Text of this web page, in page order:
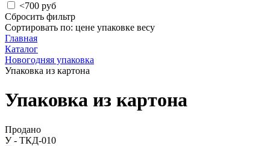
<700 руб
Сбросить фильтр
Сортировать по: цене упаковке весу
Главная
Каталог
Новогодняя упаковка
Упаковка из картона
Упаковка из картона
Продано
У - ТКД-010